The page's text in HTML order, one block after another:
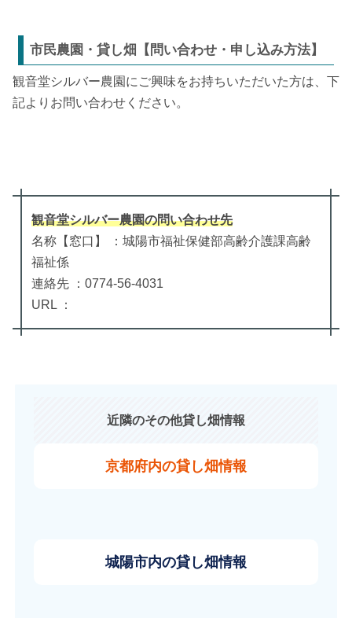
市民農園・貸し畑【問い合わせ・申し込み方法】
観音堂シルバー農園にご興味をお持ちいただいた方は、下
記よりお問い合わせください。
観音堂シルバー農園の問い合わせ先
名称【窓口】 ：城陽市福祉保健部高齢介護課高齢
福祉係
連絡先 ：0774-56-4031
URL ：
近隣のその他貸し畑情報
京都府内の貸し畑情報
城陽市内の貸し畑情報